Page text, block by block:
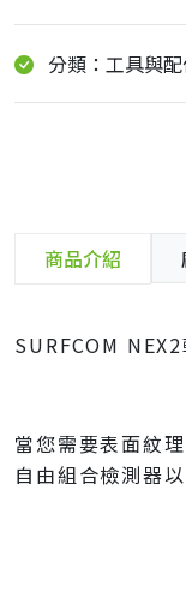
分類：工具與
商品介紹
當您需要表面紋
自由組合檢測器